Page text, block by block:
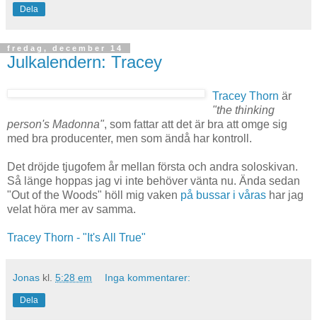
Dela
fredag, december 14
Julkalendern: Tracey
Tracey Thorn är
"the thinking
person's Madonna", som fattar att det är bra att omge sig
med bra producenter, men som ändå har kontroll.
Det dröjde tjugofem år mellan första och andra soloskivan.
Så länge hoppas jag vi inte behöver vänta nu. Ända sedan
"Out of the Woods" höll mig vaken på bussar i våras har jag
velat höra mer av samma.
Tracey Thorn - "It's All True"
Jonas kl. 5:28 em Inga kommentarer:
Dela